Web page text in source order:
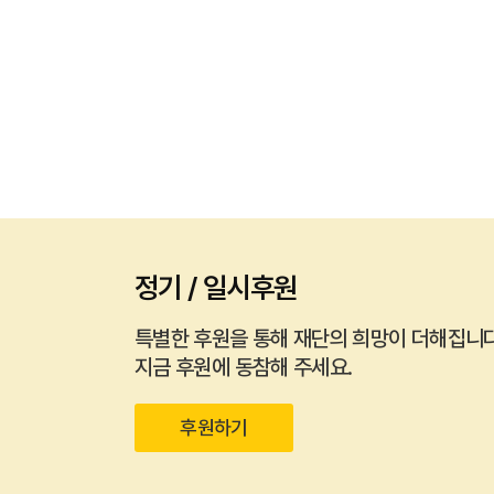
정기 / 일시후원
특별한 후원을 통해 재단의 희망이 더해집니
지금 후원에 동참해 주세요.
후원하기